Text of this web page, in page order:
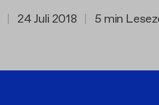
| 24 Juli 2018 | 5 min